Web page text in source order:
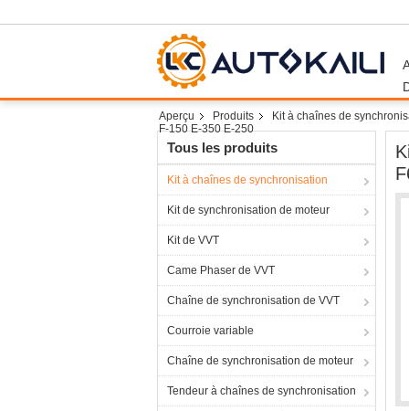
Aperçu Produits Kit à chaînes de
F-150 E-350 E-250
Tous les produits
Kit à chaînes de synchronisation
Kit de synchronisation de moteur
Kit de VVT
Came Phaser de VVT
Chaîne de synchronisation de VVT
Courroie variable
Chaîne de synchronisation de moteur
Tendeur à chaînes de synchronisation